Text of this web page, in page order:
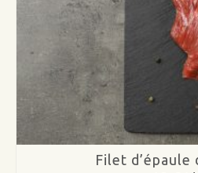
Filet d’épaule